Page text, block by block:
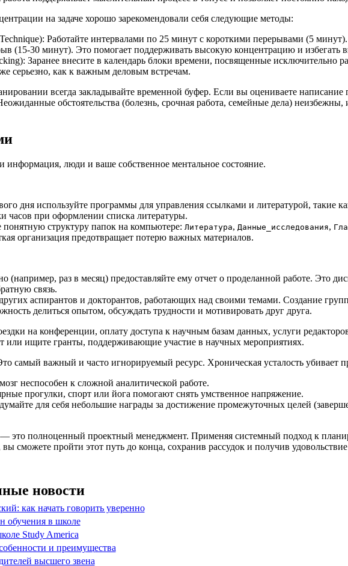
на задаче хорошо зарекомендовали себя следующие методы:
Работайте интервалами по 25 минут с короткими перерывами (5
(15-30 минут). Это помогает поддерживать высокую концентрацию и избегать
Заранее внесите в календарь блоки времени, посвященные исключительно
серьезно, как к важным деловым встречам.
всегда закладывайте временной буфер. Если вы оцениваете написание
обстоятельства (болезнь, срочная работа, семейные дела)
информация, люди и ваше собственное ментальное состояние.
дня используйте программы для управления ссылками и литературой, такие
часов при оформлении списка литературы.
структуру папок на компьютере: Литература, Данные_исследования,
организация предотвращает потерю важных материалов.
(например, раз в месяц) предоставляйте ему отчет о проделанной работе. Это
связь.
аспирантов и докторантов, работающих над своими темами. Создание
делиться опытом, обсуждать трудности и мотивировать друг друга.
на конференции, оплату доступа к научным базам данных, услуги
или ищите гранты, поддерживающие участие в научных мероприятиях.
самый важный и часто игнорируемый ресурс. Хроническая усталость убивает
неспособен к сложной аналитической работе.
прогулки, спорт или йога помогают снять умственное напряжение.
для себя небольшие награды за достижение промежуточных целей
это полноценный проектный менеджмент. Применяя системный подход к
сможете пройти этот путь до конца, сохранив рассудок и получив
новости
как начать говорить уверенно
обучения в школе
Study America
и преимущества
высшего звена